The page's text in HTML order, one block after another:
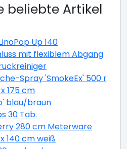
beliebte Artikel
Up 140
mit flexiblem Abgang
Spray 'SmokeEx' 500 ml
175 cm
blau/braun
30 Tab.
280 cm Meterware
140 cm weiß